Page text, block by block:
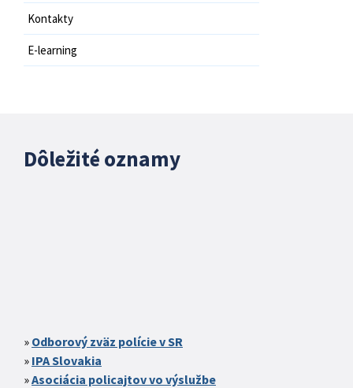
Kontakty
E-learning
Dôležité oznamy
Odborový zväz polície v SR
IPA Slovakia
Asociácia policajtov vo výslužbe